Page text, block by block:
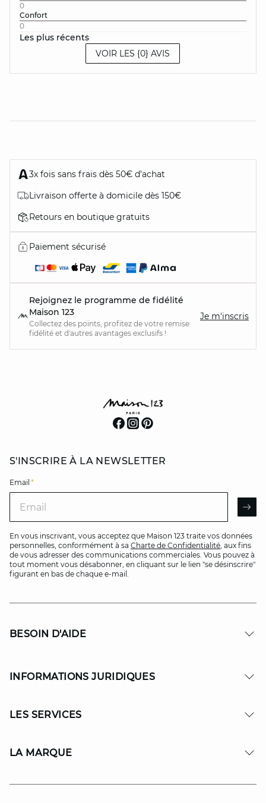
0
Confort
0
Les plus récents
VOIR LES {0} AVIS
3x fois sans frais dès 50€ d’achat
Livraison offerte à domicile dès 150€
Retours en boutique gratuits
Paiement sécurisé
Rejoignez le programme de fidélité
Maison 123
Collectez des points, profitez de votre remise
fidélité et d'autres avantages exclusifs !
Je m'inscris
S'INSCRIRE À LA NEWSLETTER
Email *
En vous inscrivant, vous acceptez que Maison 123 traite vos données
personnelles, conformément à sa Charte de Confidentialité, aux fins
de vous adresser des communications commerciales. Vous pouvez à
tout moment vous désabonner, en cliquant sur le lien "se désinscrire"
figurant en bas de chaque e-mail.
BESOIN D'AIDE
INFORMATIONS JURIDIQUES
LES SERVICES
LA MARQUE